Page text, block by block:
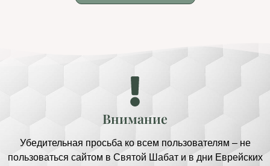
Внимание
Убедительная просьба ко всем пользователям – не
пользоваться сайтом в Святой Шабат и в дни Еврейских